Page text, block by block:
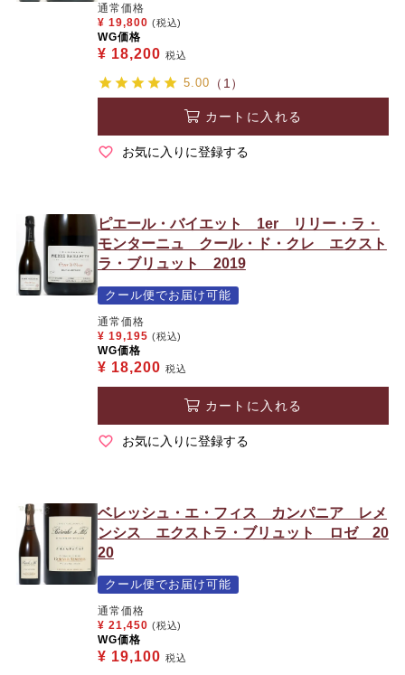
通常価格
¥ 19,800 (税込)
WG価格
¥ 18,200 税込
5.00 （1）
カートに入れる
お気に入りに登録する
ピエール・バイエット 1er リリー・ラ・
モンターニュ クール・ド・クレ エクスト
ラ・ブリュット 2019
クール便でお届け可能
通常価格
¥ 19,195 (税込)
WG価格
¥ 18,200 税込
カートに入れる
お気に入りに登録する
ベレッシュ・エ・フィス カンパニア レメ
ンシス エクストラ・ブリュット ロゼ 20
20
クール便でお届け可能
通常価格
¥ 21,450 (税込)
WG価格
¥ 19,100 税込